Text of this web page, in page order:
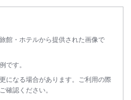
館・ホテルから提供された画像で
です。
になる場合があります。ご利用の際
確認ください。